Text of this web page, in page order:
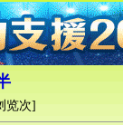
览次]